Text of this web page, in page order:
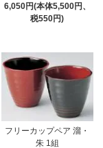
6,050円(本体5,500円、
税550円)
フリーカップペア 溜・
朱 1組